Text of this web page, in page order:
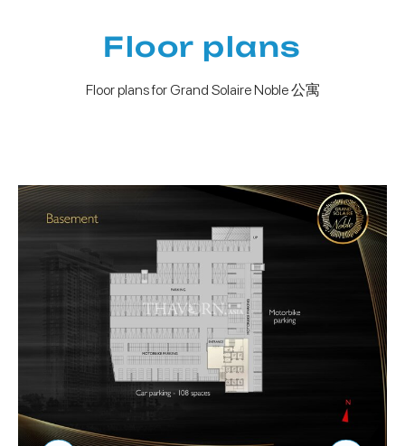
Floor plans
Floor plans for Grand Solaire Noble 公寓